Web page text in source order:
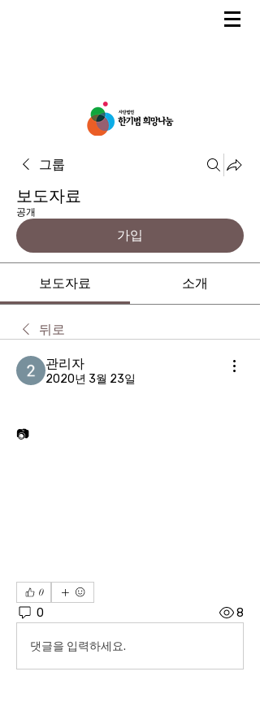
그룹
보도자료
공개
가입
보도자료 소개
뒤로
관리자
2020년 3월 23일
📷자신의 이름을 딴 희망재단 출범식에서 활짝 웃는 한기범(자료사진)
0
0 8
댓글을 입력하세요.